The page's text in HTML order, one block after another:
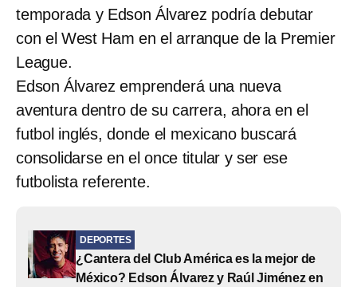
temporada y Edson Álvarez podría debutar
con el West Ham en el arranque de la Premier
League.
Edson Álvarez emprenderá una nueva
aventura dentro de su carrera, ahora en el
futbol inglés, donde el mexicano buscará
consolidarse en el once titular y ser ese
futbolista referente.
DEPORTES
¿Cantera del Club América es la mejor de
México? Edson Álvarez y Raúl Jiménez en